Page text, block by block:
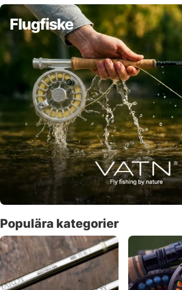
Flugfiske
Populära kategorier